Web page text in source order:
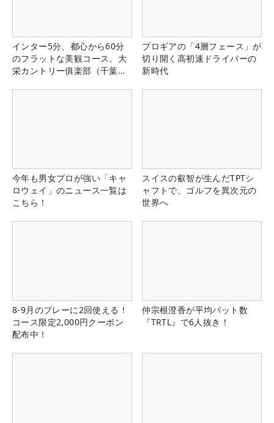
インター5分、都心から60分
のフラットな美観コース。大
栄カントリー俱楽部（千葉
プロギアの「4層フェース」が
切り開く高初速ドライバーの
新時代
今年も男女プロが強い「キャ
ロウェイ」のニュース一覧は
こちら！
スイスの叡智が生んだTPTシ
ャフトで、ゴルフを異次元の
世界へ
8-9月のプレーに2回使える！
コース限定2,000円クーポン
配布中！
仲宗根澄香が平均パット数
『TRTL』で6人抜き！